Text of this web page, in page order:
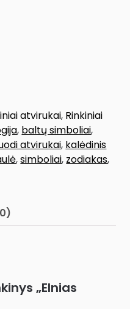
atvirukai, Rinkiniai
, baltų simboliai,
atvirukai, kalėdinis
,simboliai, zodiakas,
„Elnias